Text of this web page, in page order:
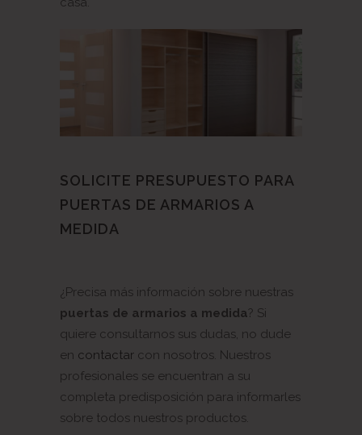
SOLICITE PRESUPUESTO PARA
PUERTAS DE ARMARIOS A
MEDIDA
¿Precisa más información sobre nuestras
puertas de armarios a medida? Si
quiere consultarnos sus dudas, no dude
en contactar con nosotros. Nuestros
profesionales se encuentran a su
completa predisposición para informarles
sobre todos nuestros productos.